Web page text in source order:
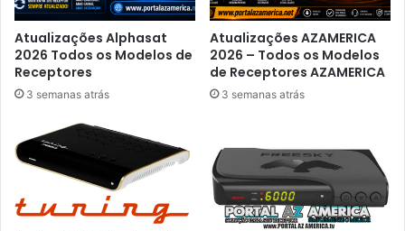
Atualizações Alphasat
2026 Todos os Modelos de
Receptores
3 semanas atrás
Atualizações AZAMERICA
2026 – Todos os Modelos
de Receptores AZAMERICA
3 semanas atrás